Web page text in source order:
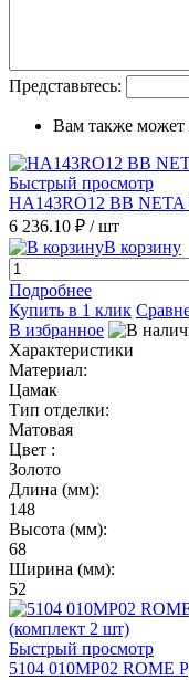
Представьтесь:
Вам также может
Быстрый просмотр
HA143RO12 BB NETA
6 236.10 ₽ / шт
В корзину
Подробнее
Купить в 1 клик
В избранное
Характеристики
Материал:
Цамак
Тип отделки:
Матовая
Цвет :
Золото
Длина (мм):
148
Высота (мм):
68
Ширина (мм):
52
Быстрый просмотр
5104 010MP02 ROME